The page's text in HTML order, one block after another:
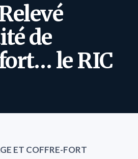
de
le RIC
ET COFFRE-FORT